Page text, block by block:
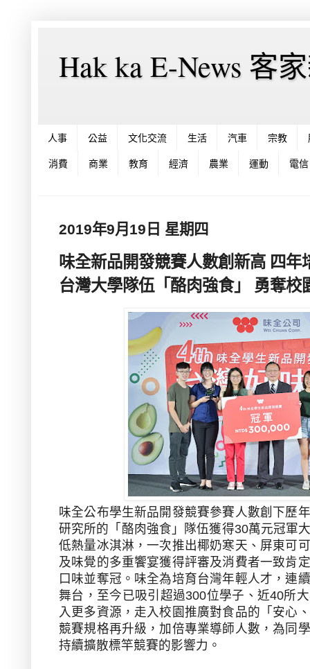
Hak ka E-News 客
人事 公益 文化交流 生活 汽車 宗教
消費 商業 教育 經濟 農業 運動 電信
2019年9月19日 星期四
味全新品開發競賽人數創新高 四年
台灣大學隊伍「酪肉強食」 勇奪校
味全公布學生新品開發競賽參賽人數創下歷
研究所的「酪肉強食」隊伍獲得30萬元冠軍
低熱量冰淇淋，一次推出椰奶寒天、屏東可
及味覺的多重饗宴獲得評審及消費者一致肯
口味並奪冠。味全為培育台灣年輕人才，連
舞台，至今已吸引超過300位學子、近40所
入更多資源，走入校園推廣對食品的「安心
競賽規格再升級，加倍專業導師人數，為同
持續擴散標竿競賽的影響力。